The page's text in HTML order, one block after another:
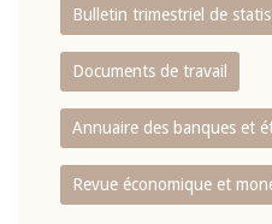
Bulletin trimestriel de
Documents de travail
Annuaire des banques et
Revue économique et